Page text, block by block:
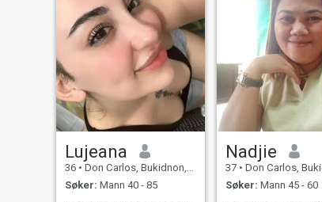
Lujeana
36 • Don Carlos, Bukidnon, Filippinene
Søker: Mann 40 - 85
Nadjie
37 • Don Carlos, Bukidnon,
Søker: Mann 45 - 60